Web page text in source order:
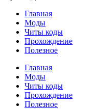
Главная
Моды
Читы коды
Прохождение
Полезное
Главная
Моды
Читы коды
Прохождение
Полезное